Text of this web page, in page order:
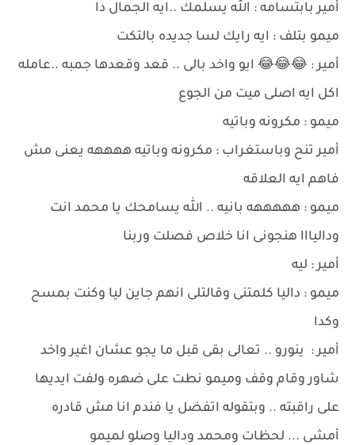
أمير بابتسامه : الله يسلمك ..ايه الجمال دا
ميمو بتلف : ايه رايك لسا جديده بالتكت
أمير : 😂😂😂 ايو واخد بالى .. قعد وقعدها جمبه ..عامله
اكل ايه اصلى ميت من الجوع
ميمو : مكرونه وباتيه
أمير تنح وباستغراب : مكرونه وباتيه ههههه يعنى مش
فاهم ايه العلاقه
ميمو : هههههه بانيه .. الله يسامحك يا محمد انت
وداليااا هنجونى انا خلاص فصلت وربنا
أمير : ليه
ميمو : داليا كلمتنى وقالتلى انهم جاين ليا وكنت بمسح
وكدا
أمير : ينورو .. تعالى بقى قبل ما يجو عشان اغير واخد
شاور وقام وقف وميمو نطت على ضهره ولفت ايديها
على راقبته .. وبتقوله اتفضل يا فندم انا مش قادره
أمشى ... لحظات ومحمد وداليا وصلو لميمو